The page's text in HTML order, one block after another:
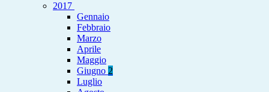
2017
Gennaio
Febbraio
Marzo
Aprile
Maggio
Giugno 2
Luglio